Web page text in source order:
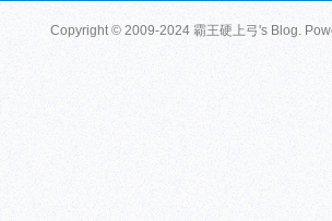
Copyright © 2009-2024 霸王硬上弓's Blog.